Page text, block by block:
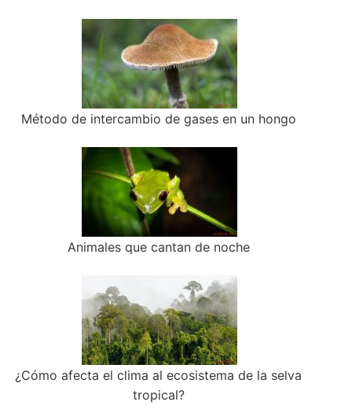
Método de intercambio de gases en un hongo
Animales que cantan de noche
¿Cómo afecta el clima al ecosistema de la selva
tropical?